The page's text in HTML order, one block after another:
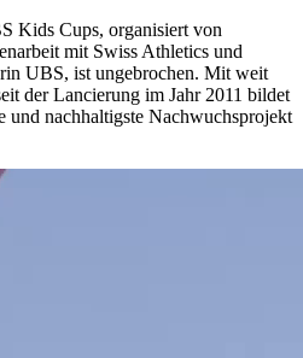
Kids Cups, organisiert von
mit Swiss Athletics und
UBS, ist ungebrochen. Mit weit
der Lancierung im Jahr 2011 bildet
und nachhaltigste Nachwuchsprojekt